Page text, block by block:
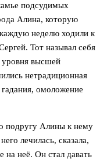
подсудимых
Алина, которую
неделю ходили к
Тот называл себя
высшей
нетрадиционная
омоложение
подругу Алины к нему
лечилась, сказала,
на неё. Он стал давать